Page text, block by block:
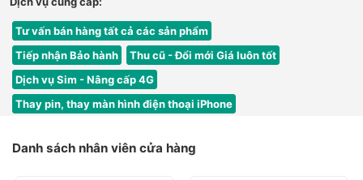
Tư vấn bán hàng tất cả các sản phẩm
Tiếp nhận Bảo hành
Thu cũ - Đổi mới Giá luôn tốt
Dịch vụ Sim - Nâng cấp 4G
Thay pin, thay màn hình điện thoại iPhone
Danh sách nhân viên cửa hàng